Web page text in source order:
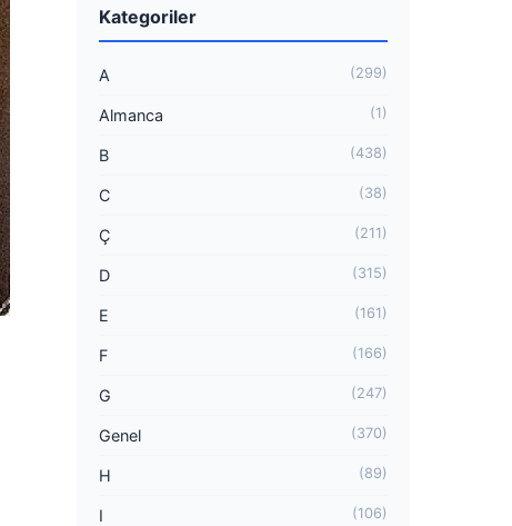
Kategoriler
A (299)
Almanca (1)
B (438)
C (38)
Ç (211)
D (315)
E (161)
F (166)
G (247)
Genel (370)
H (89)
I (106)